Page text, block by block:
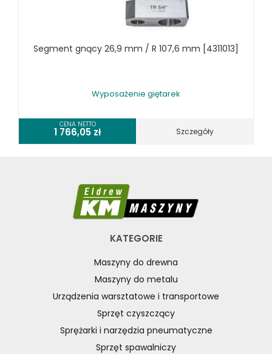
KOSZT DOSTAWY
Segment gnący 26,9 mm / R 107,6 mm [4311013]
Wyposażenie giętarek
CENA NETTO
1 766,05 zł Szczegóły
KATEGORIE
Maszyny do drewna
Maszyny do metalu
Urządzenia warsztatowe i transportowe
Sprzęt czyszczący
Sprężarki i narzędzia pneumatyczne
Sprzęt spawalniczy